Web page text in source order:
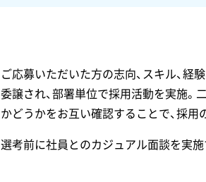
ご応募いただいた方の志向、スキル、
委譲され、部署単位で採用活動を実施
かどうかをお互い確認することで、採用
選考前に社員とのカジュアル面談を実